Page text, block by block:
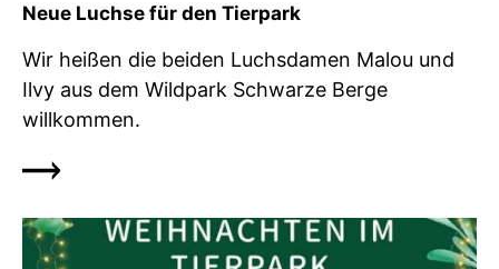
Neue Luchse für den Tierpark
Wir heißen die beiden Luchsdamen Malou und
Ilvy aus dem Wildpark Schwarze Berge
willkommen.